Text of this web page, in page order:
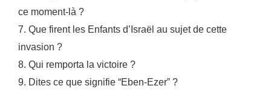
ce moment-là ?
7. Que firent les Enfants d’Israël au sujet de cette
invasion ?
8. Qui remporta la victoire ?
9. Dites ce que signifie “Eben-Ezer” ?